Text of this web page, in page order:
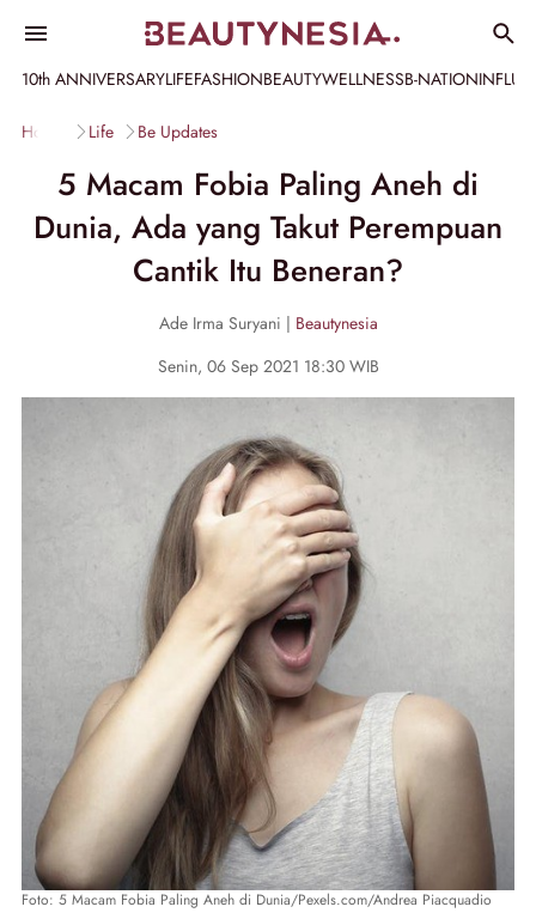
10th ANNIVERSARYLIFEFASHIONBEAUTYWELLNESSB-NATION
Home Life Be Updates
5 Macam Fobia Paling Aneh di
Dunia, Ada yang Takut Perempuan
Cantik Itu Beneran?
Ade Irma Suryani | Beautynesia
Senin, 06 Sep 2021 18:30 WIB
Foto: 5 Macam Fobia Paling Aneh di Dunia/Pexels.com/Andrea Piacquadio